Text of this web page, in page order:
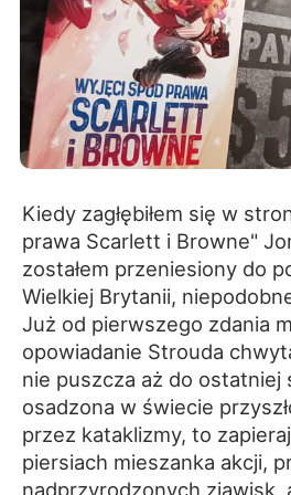
Kiedy zagłębiłem się w
prawa Scarlett i Browne"
zostałem przeniesiony do
Wielkiej Brytanii,
Już od pierwszego zdania
opowiadanie Strouda
nie puszcza aż do ostatniej
osadzona w świecie
przez kataklizmy, to
piersiach mieszanka akcji,
nadprzyrodzonych zjawisk,